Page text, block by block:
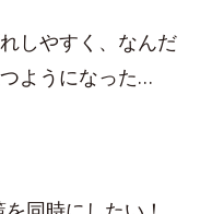
しやすく、なんだ
ようになった…